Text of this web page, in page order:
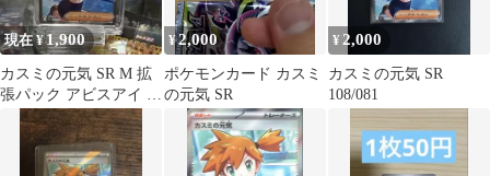
現在 ¥ 1,900
カスミの元気 SR M 拡
張パック アビスアイ キ
ラ 108/081
¥2,000
ポケモンカード カスミ
の元気 SR
¥ 2,000
カスミの元気 SR
108/081